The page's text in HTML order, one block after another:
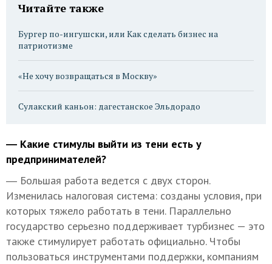
Читайте также
Бургер по-ингушски, или Как сделать бизнес на
патриотизме
«Не хочу возвращаться в Москву»
Сулакский каньон: дагестанское Эльдорадо
― Какие стимулы выйти из тени есть у
предпринимателей?
― Большая работа ведется с двух сторон.
Изменилась налоговая система: созданы условия, при
которых тяжело работать в тени. Параллельно
государство серьезно поддерживает турбизнес — это
также стимулирует работать официально. Чтобы
пользоваться инструментами поддержки, компаниям